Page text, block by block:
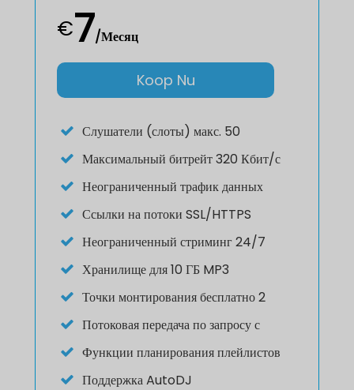
€7/Месяц
Koop Nu
Слушатели (слоты) макс. 50
Максимальный битрейт 320 Кбит/с
Неограниченный трафик данных
Ссылки на потоки SSL/HTTPS
Неограниченный стриминг 24/7
Хранилище для 10 ГБ MP3
Точки монтирования бесплатно 2
Потоковая передача по запросу с
Функции планирования плейлистов
Поддержка AutoDJ